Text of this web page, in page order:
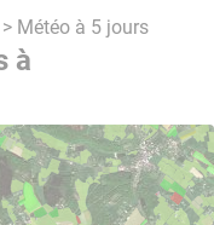
> Météo à 5 jours
à